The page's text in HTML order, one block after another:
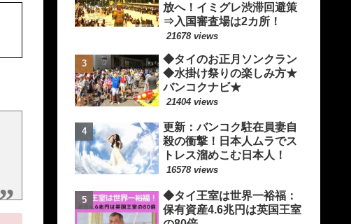
放へ！イミグレ渋滞回避策
⇒入国審査場は2カ所！
21678 views
◆タイのお正月ソンクラン
◆水掛け祭りの楽しみ方★
バンコクナビ★
21404 views
更新：バンコク駐在員妻自
殺の衝撃！日本人ムラでス
トレス溜めこむ日本人！
16578 views
◆タイ王室は世界一裕福：
保有資産4.6兆円は英国王室